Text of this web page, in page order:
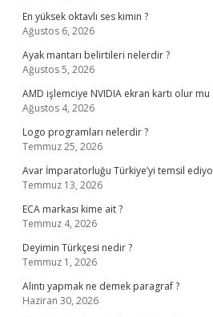
En yüksek oktavlı ses kimin ?
Ağustos 6, 2026
Ayak mantarı belirtileri nelerdir ?
Ağustos 5, 2026
AMD işlemciye NVIDIA ekran kartı olur mu
Ağustos 4, 2026
Logo programları nelerdir ?
Temmuz 25, 2026
Avar İmparatorluğu Türkiye’yi temsil
Temmuz 13, 2026
ECA markası kime ait ?
Temmuz 4, 2026
Deyimin Türkçesi nedir ?
Temmuz 1, 2026
Alıntı yapmak ne demek paragraf ?
Haziran 30, 2026